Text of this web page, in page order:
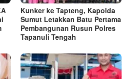
Kunker ke Tapteng, Kapolda
Sumut Letakkan Batu Pertama
Pembangunan Rusun Polres
Tapanuli Tengah